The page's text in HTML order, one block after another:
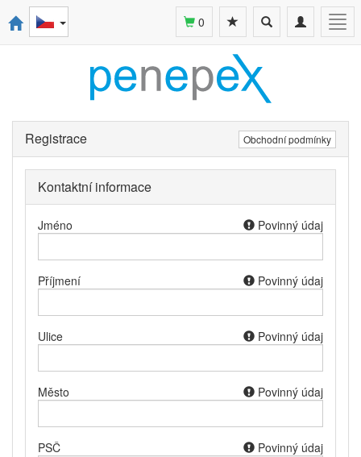
Toggle
navigation
Toggle
search
0
Registrace Obchodní podmínky
Kontaktní informace
Jméno Povinný údaj
Příjmení Povinný údaj
Ulice Povinný údaj
Město Povinný údaj
PSČ Povinný údaj